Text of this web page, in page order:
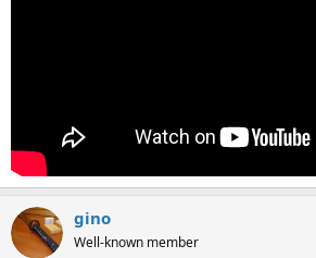
gino
Well-known member